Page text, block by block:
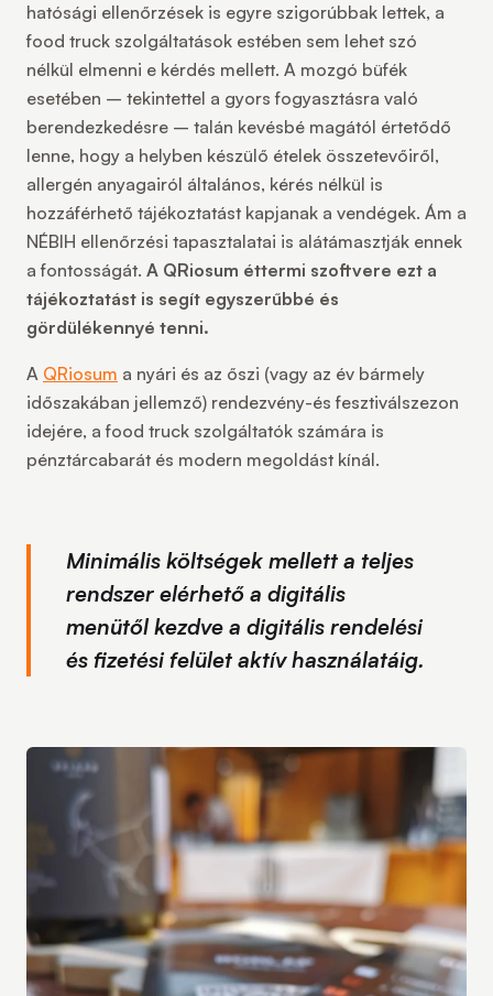
hatósági ellenőrzések is egyre szigorúbbak lettek, a
food truck szolgáltatások estében sem lehet szó
nélkül elmenni e kérdés mellett. A mozgó büfék
esetében – tekintettel a gyors fogyasztásra való
berendezkedésre – talán kevésbé magától értetődő
lenne, hogy a helyben készülő ételek összetevőiről,
allergén anyagairól általános, kérés nélkül is
hozzáférhető tájékoztatást kapjanak a vendégek. Ám a
NÉBIH ellenőrzési tapasztalatai is alátámasztják ennek
a fontosságát. A QRiosum éttermi szoftvere ezt a
tájékoztatást is segít egyszerűbbé és
gördülékennyé tenni.
A QRiosum a nyári és az őszi (vagy az év bármely
időszakában jellemző) rendezvény-és fesztiválszezon
idejére, a food truck szolgáltatók számára is
pénztárcabarát és modern megoldást kínál.
Minimális költségek mellett a teljes
rendszer elérhető a digitális
menütől kezdve a digitális rendelési
és fizetési felület aktív használatáig.